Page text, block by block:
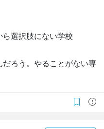
選択肢にない学校
ろう。やることがない専